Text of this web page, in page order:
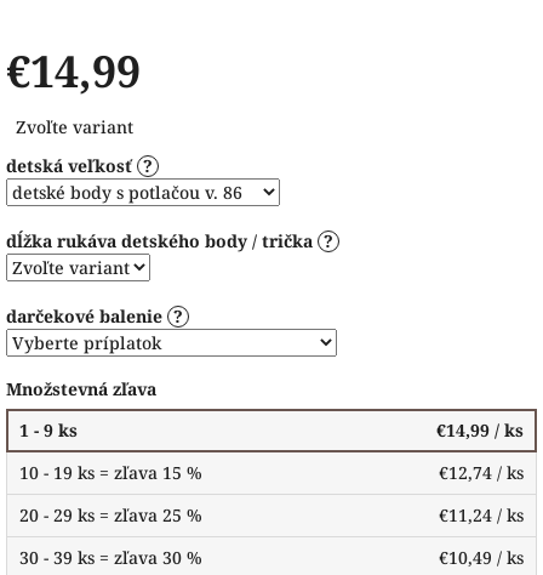
€14,99
cena:
Zvoľte variant
detská veľkosť ?
dĺžka rukáva detského body / trička ?
darčekové balenie ?
Množstevná zľava
1 - 9 ks
€14,99 / ks
10 - 19 ks = zľava 15 %
€12,74 / ks
20 - 29 ks = zľava 25 %
€11,24 / ks
30 - 39 ks = zľava 30 %
€10,49 / ks